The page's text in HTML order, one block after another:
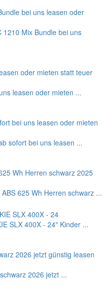
1210 Mix Bundle bei uns
leasen oder mieten ...
sofort bei uns leasen ...
625 Wh Herren schwarz ...
SLX 400X - 24" Kinder ...
2026 jetzt ...